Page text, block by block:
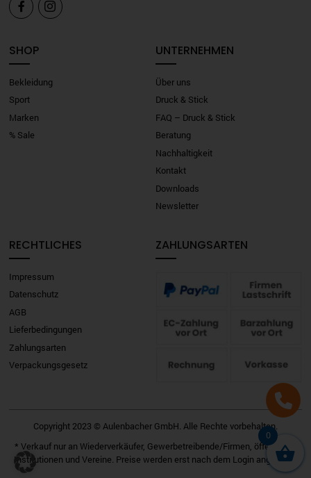
 
SHOP
Bekleidung
Sport
Marken
% Sale
UNTERNEHMEN
Über uns
Druck & Stick
FAQ – Druck & Stick
Beratung
Nachhaltigkeit
Kontakt
Downloads
Newsletter
RECHTLICHES
Impressum
Datenschutz
AGB
Lieferbedingungen
Zahlungsarten
Verpackungsgesetz
ZAHLUNGSARTEN
Copyright 2023 © Aulenbacher GmbH. Alle Rechte vorbehalten.
* Verkauf nur an Wiederverkäufer, Gewerbetreibende/Firmen, öffentliche
Institutionen und Vereine. Preise werden erst nach dem Login angezeigt.
0